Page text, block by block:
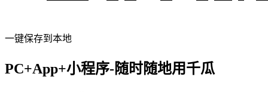
一键保存到本地
PC+App+小程序-随时随地用千瓜